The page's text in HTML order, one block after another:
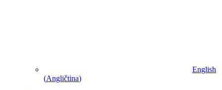
English
(Angličtina)